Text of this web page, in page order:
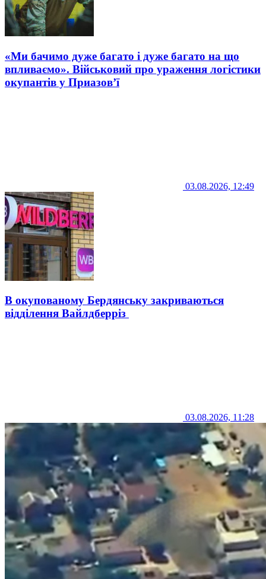
«Ми бачимо дуже багато і дуже багато на що
впливаємо». Військовий про ураження логістики
окупантів у Приазов’ї
03.08.2026, 12:49
В окупованому Бердянську закриваються
відділення Вайлдберріз
03.08.2026, 11:28